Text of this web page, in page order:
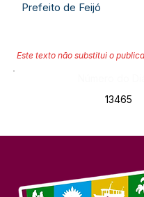
Prefeito de Feijó
Este texto não substitui o
13465